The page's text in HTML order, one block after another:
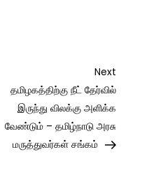
Next
Post
Next
தமிழகத்திற்கு நீட் தேர்வில்
இருந்து விலக்கு அளிக்க
வேண்டும் – தமிழ்நாடு அரசு
மருத்துவர்கள் சங்கம்